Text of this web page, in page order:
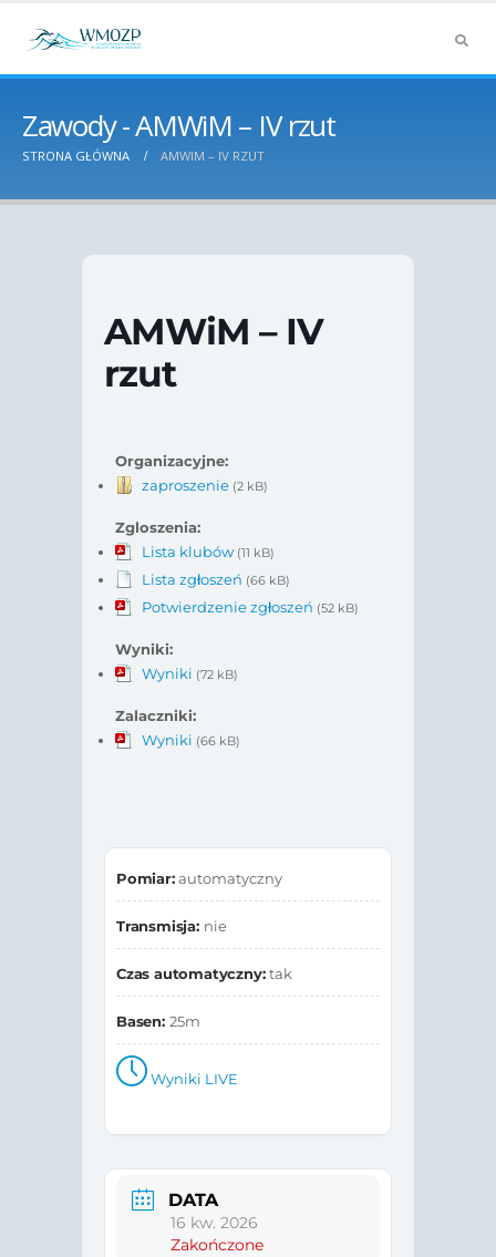
Zawody - AMWiM – IV rzut
STRONA GŁÓWNA AMWIM – IV RZUT
AMWiM – IV
rzut
Organizacyjne:
zaproszenie (2 kB)
Zgloszenia:
Lista klubów (11 kB)
Lista zgłoszeń (66 kB)
Potwierdzenie zgłoszeń (52 kB)
Wyniki:
Wyniki (72 kB)
Zalaczniki:
Wyniki (66 kB)
Pomiar:automatyczny
Transmisja: nie
Czas automatyczny:tak
Basen: 25m
Wyniki LIVE
DATA
16 kw. 2026
Zakończone